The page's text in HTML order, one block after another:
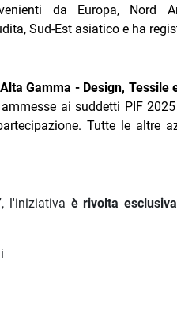
da Europa, Nord
Sud-Est asiatico e ha
Gamma - Design, Tessile
ammesse ai suddetti PIF
Tutte le altre
l'iniziativa è rivolta